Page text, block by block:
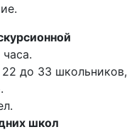
часа.
22 до 33 школьников,
школ